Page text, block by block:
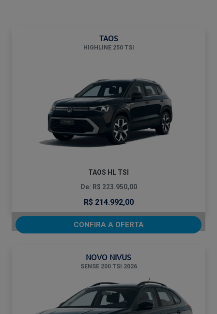
TAOS
HIGHLINE 250 TSI
TAOS HL TSI
De: R$ 223.950,00
R$ 214.992,00
CONFIRA A OFERTA
NOVO NIVUS
SENSE 200 TSI 2026